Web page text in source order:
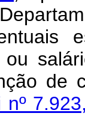
de
nº